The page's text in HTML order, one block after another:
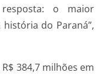
o maior
do Paraná”,
384,7 milhões em